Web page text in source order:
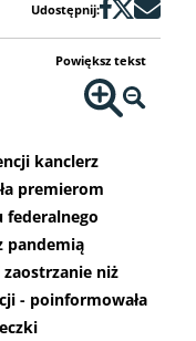
Udostępnij:
Powiększ tekst
kanclerz
premierom
federalnego
pandemią
niż
- poinformowała